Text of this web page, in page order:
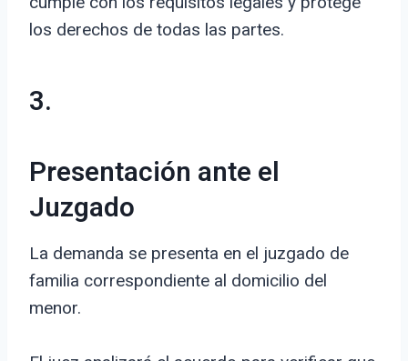
los derechos de todas las partes.
3.
Presentación ante el
Juzgado
La demanda se presenta en el juzgado de
familia correspondiente al domicilio del
menor.